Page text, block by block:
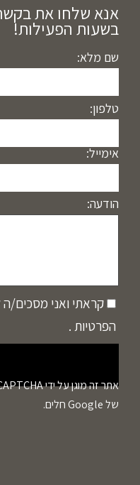
אנא שלחו את
בשעות הפעילות!
שם מלא:
טלפון:
אימייל:
הודעה:
קראתי ואני מסכים/ה
הפרטיות .
אתר זה מוגן על ידי reCAPTCHA ו
של Google חלים.